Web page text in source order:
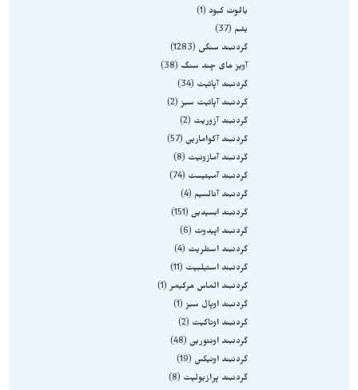
یاقوت کبود
1
یشم
37
گردنبند سنگی
1283
آویز های چند سنگ
38
گردنبند آپاتیت
34
گردنبند آپاتیت سبز 2
گردنبند آزوریت
2
گردنبند آکوامارین 57
گردنبند آمازونیت
8
گردنبند آمیتیست
74
گردنبند آنالسیم
4
گردنبند ابسیدین 151
گردنبند اپیدوت
6
گردنبند استلریت
4
گردنبند استیلبیت
11
گردنبند الماس هرکیمر 1
گردنبند اوپال سبز 1
گردنبند اوناکیت
2
گردنبند اونتورین 48
گردنبند اونیکس
19
گردنبند پرازیولیت
8